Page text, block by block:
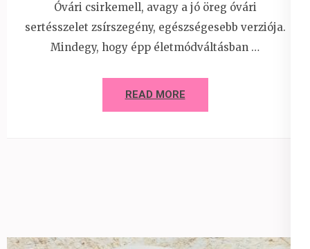
Óvári csirkemell, avagy a jó öreg óvári
sertésszelet zsírszegény, egészségesebb verziója.
Mindegy, hogy épp életmódváltásban …
READ MORE